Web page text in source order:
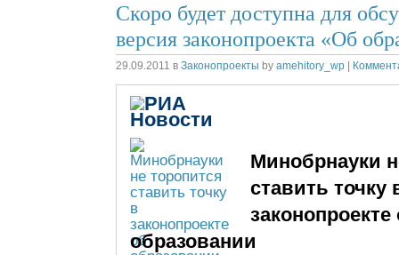
Скоро будет доступна для
версия законопроекта «Об
29.09.2011 в Законопроекты by amehitory_wp |
Минобрнауки
ставить точку
законопроекте
образовании